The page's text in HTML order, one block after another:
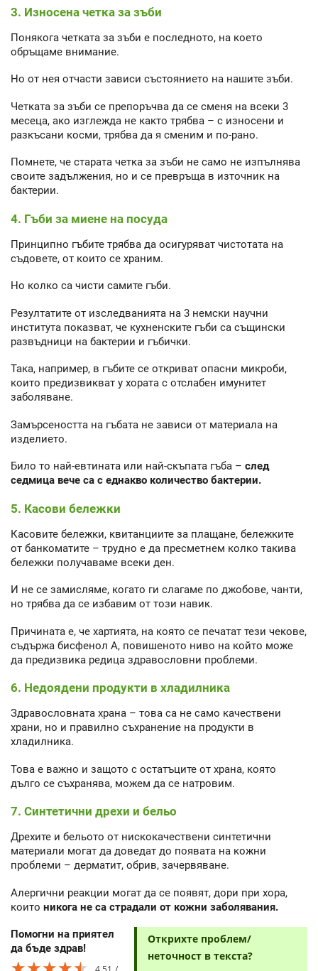
3. Износена четка за зъби
Понякога четката за зъби е последното, на което
обръщаме внимание.
Но от нея отчасти зависи състоянието на нашите зъби.
Четката за зъби се препоръчва да се сменя на всеки 3
месеца, ако изглежда не както трябва – с износени и
разкъсани косми, трябва да я сменим и по-рано.
Помнете, че старата четка за зъби не само не изпълнява
своите задължения, но и се превръща в източник на
бактерии.
4. Гъби за миене на посуда
Принципно гъбите трябва да осигуряват чистотата на
съдовете, от които се храним.
Но колко са чисти самите гъби.
Резултатите от изследванията на 3 немски научни
института показват, че кухненските гъби са същински
развъдници на бактерии и гъбички.
Така, например, в гъбите се откриват опасни микроби,
които предизвикват у хората с отслабен имунитет
заболяване.
Замърсеността на гъбата не зависи от материала на
изделието.
Било то най-евтината или най-скъпата гъба – след
седмица вече са с еднакво количество бактерии.
5. Касови бележки
Касовите бележки, квитанциите за плащане, бележките
от банкоматите – трудно е да пресметнем колко такива
бележки получаваме всеки ден.
И не се замисляме, когато ги слагаме по джобове, чанти,
но трябва да се избавим от този навик.
Причината е, че хартията, на която се печатат тези чекове,
съдържа бисфенол А, повишеното ниво на който може
да предизвика редица здравословни проблеми.
6. Недоядени продукти в хладилника
Здравословната храна – това са не само качествени
храни, но и правилно съхранение на продукти в
хладилника.
Това е важно и защото с остатъците от храна, която
дълго се съхранява, можем да се натровим.
7. Синтетични дрехи и бельо
Дрехите и бельото от нискокачествени синтетични
материали могат да доведат до появата на кожни
проблеми – дерматит, обрив, зачервяване.
Алергични реакции могат да се появят, дори при хора,
които никога не са страдали от кожни заболявания.
Помогни на приятел
да бъде здрав!
Открихте проблем/
неточност в текста?